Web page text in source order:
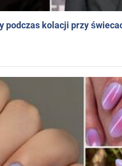
podczas kolacji przy